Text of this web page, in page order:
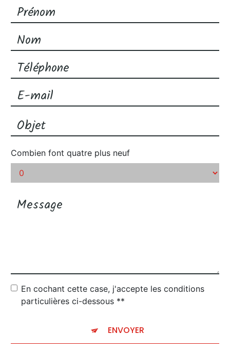
Combien font quatre plus neuf
En cochant cette case, j'accepte les conditions
particulières ci-dessous **
ENVOYER